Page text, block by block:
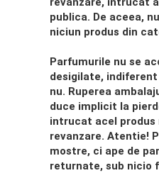
publica. De aceea,
niciun produs din
Parfumurile nu se
desigilate,
nu. Ruperea
duce implicit la
intrucat acel produs
revanzare. Atentie!
mostre, ci ape de
returnate, sub nicio